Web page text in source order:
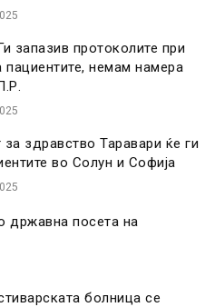
запазив протоколите при
пациентите, немам намера
здравство Таравари ќе ги
во Солун и Софија
државна посета на
болница се